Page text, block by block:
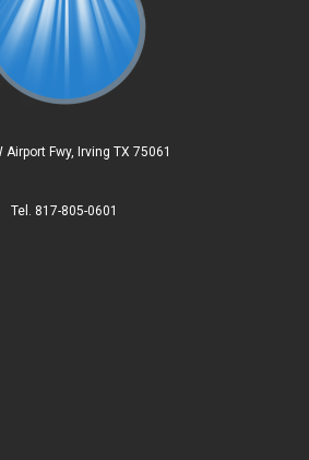
Airport Fwy, Irving TX 75061
Tel. 817-805-0601